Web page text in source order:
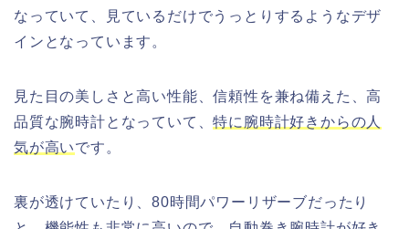
なっていて、見ているだけでうっとりするようなデザ
インとなっています。
見た目の美しさと高い性能、信頼性を兼ね備えた、高
品質な腕時計となっていて、特に腕時計好きからの人
気が高いです。
裏が透けていたり、80時間パワーリザーブだったり